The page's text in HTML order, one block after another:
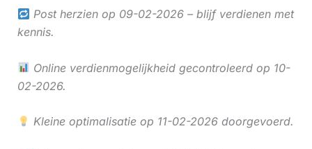
Post herzien op 09-02-2026 – blijf verdienen met
kennis.
Online verdienmogelijkheid gecontroleerd op 10-
02-2026.
Kleine optimalisatie op 11-02-2026 doorgevoerd.